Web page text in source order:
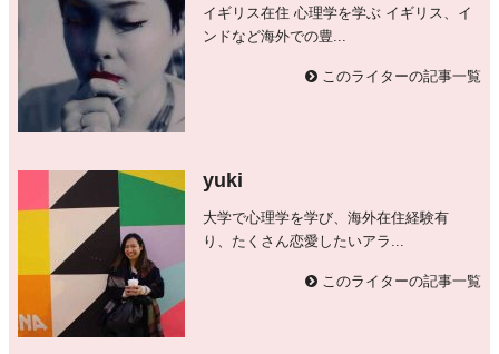
イギリス在住 心理学を学ぶ イギリス、イ
ンドなど海外での豊...
このライターの記事一覧
yuki
大学で心理学を学び、海外在住経験有
り、たくさん恋愛したいアラ...
このライターの記事一覧